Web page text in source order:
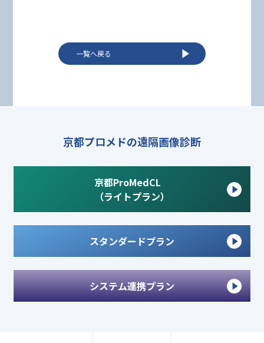
一覧へ戻る
京都プロメドの遠隔画像診断
京都ProMedCL
（ライトプラン）
スタンダードプラン
システム連携プラン